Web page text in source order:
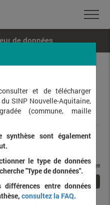
de données
taxons / page
et de télécharger
SINP Nouvelle-Aquitaine,
(commune, maille
synthèse sont également
le type de données
"Type de données".
entre données
consultez la FAQ.